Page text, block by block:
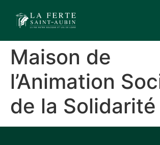
principal
Maison de
l’Animation
de la Solidarité